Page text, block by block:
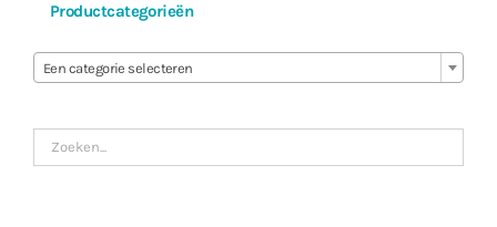
Productcategorieën
Een categorie selecteren